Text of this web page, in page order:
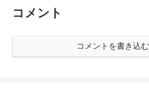
コメント
コメントを書き込む